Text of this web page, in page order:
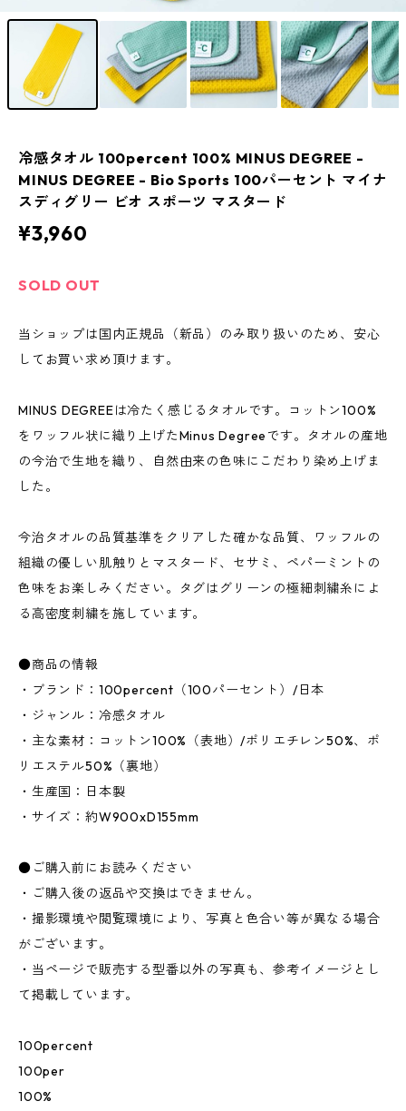
冷感タオル 100percent 100% MINUS DEGREE -
MINUS DEGREE - Bio Sports 100パーセント マイナ
スディグリー ビオ スポーツ マスタード
¥3,960
SOLD OUT
当ショップは国内正規品（新品）のみ取り扱いのため、安心
してお買い求め頂けます。
MINUS DEGREEは冷たく感じるタオルです。コットン100%
をワッフル状に織り上げたMinus Degreeです。タオルの産地
の今治で生地を織り、自然由来の色味にこだわり染め上げま
した。
今治タオルの品質基準をクリアした確かな品質、ワッフルの
組織の優しい肌触りとマスタード、セサミ、ペパーミントの
色味をお楽しみください。タグはグリーンの極細刺繍糸によ
る高密度刺繍を施しています。
●商品の情報
・ブランド：100percent（100パーセント）/日本
・ジャンル：冷感タオル
・主な素材：コットン100%（表地）/ポリエチレン50%、ポ
リエステル50%（裏地）
・生産国：日本製
・サイズ：約W900xD155mm
●ご購入前にお読みください
・ご購入後の返品や交換はできません。
・撮影環境や閲覧環境により、写真と色合い等が異なる場合
がございます。
・当ページで販売する型番以外の写真も、参考イメージとし
て掲載しています。
100percent
100per
100%